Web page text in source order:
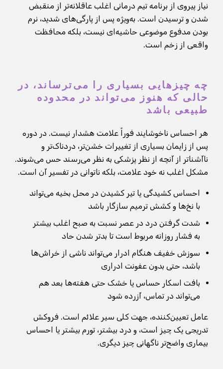
نیاز پیروی از برنامه تیم درمانی اغلب عاقلانه‌تر از منقبض
شدن و ترسیدن است. به‌ویژه پس از پارگی‌های شدید، نرم
بودن مدفوع موضوعی حاشیه‌ای نیست، بلکه محافظت
واقعی از زخم است.
چه چیزهایی بسیاری را می‌ترساند، در
حالی که هنوز می‌تواند در محدوده
طبیعی باشد
هر احساس ناخوشایند فوراً علامت هشدار نیست. در دوره
پس از زایمان بسیاری از تغییرات خشن‌تر، دردناک‌تر و
ناآشناتر از آنچه از نظر پزشکی به نظر می‌رسند حس می‌شوند.
مشکل اغلب نه خود علامت، بلکه ناتوانی در تفسیر آن است.
احساس کشیدگی یا تیر کشیدن در محل بخیه می‌تواند
با نخ‌ها و کشش ترمیم سازگار باشد
شدت گرفتن درد در عصر نسبت به صبح اغلب بیشتر
به فشار روزانه مربوط است تا بدتر شدن حاد
سوزش خفیف هنگام ادرار می‌تواند ناشی از خراش‌ها
باشد، حتی بدون عفونت ادراری
بافت اسکار حساس یا خشک حتی هفته‌ها بعد هم
می‌تواند در تماس، آزرده شود
عامل تعیین‌کننده، جهت کلی سیر علائم است. فروکش
تدریجی یک چیز است، و درد بیشتر، تورم بیشتر یا احساس
بیماری واضح‌تر ناگهانی چیز دیگری.